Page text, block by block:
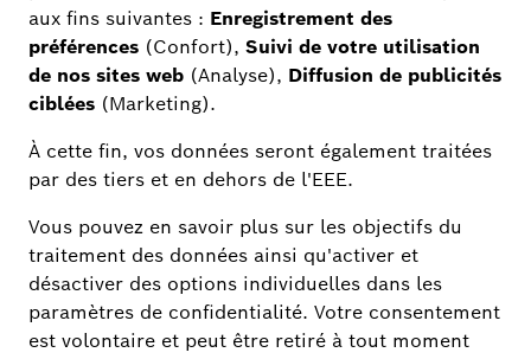
Bénéficier d'un partenariat solide avec des
solutions intelligentes